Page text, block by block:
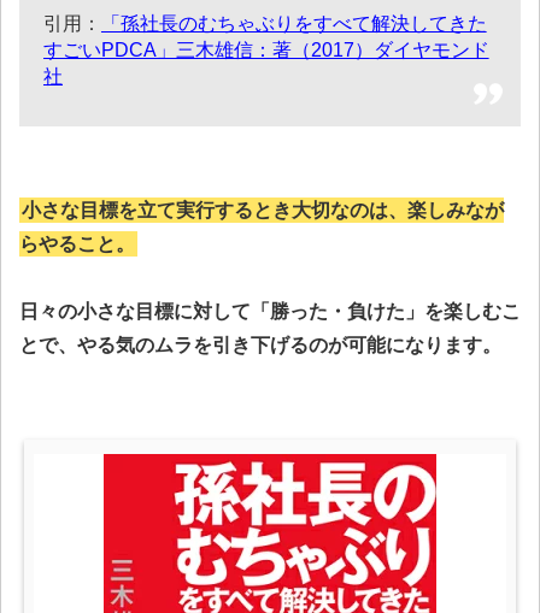
引用：
「孫社長のむちゃぶりをすべて解決してきた
すごいPDCA」三木雄信：著（2017）ダイヤモンド
社
小さな目標を立て実行するとき大切なのは、楽しみなが
らやること。
日々の小さな目標に対して「勝った・負けた」を楽しむこ
とで、やる気のムラを引き下げるのが可能になります。